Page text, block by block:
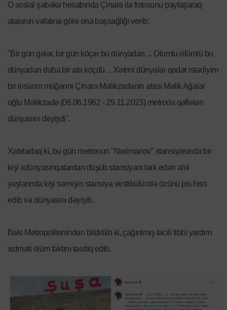
O sosial şəbəkə hesabında Çinarə ilə fotosunu paylaşaraq
atasının vəfatına görə ona başsağlığı verib:
"Bir gün gələr, bir gün köçər bu dünyadan ... Olumlu-ölümlü bu
dünyadan daha bir ata köçdü ... Xətrini dünyalar qədər istədiyim
bir insanın müğənni Çinarə Məlikzadənin atası Məlik Ağalar
oğlu Məlikzadə (06.06.1962 - 29.11.2023) metroda qəflətən
dünyasını dəyişdi".
Xatırladaq ki, bu gün metronun "Nərimanov" stansiyasında bir
kişi xdünyasınqatardan düşüb stansiyanı tərk edən ahıl
yaşlarında kişi sərnişin stansiya vestibülündə özünü pis hiss
edib və dünyasını dəyişib.
Bakı Metropolitenindən bildirilib ki, çağırılmış təcili tibbi yardım
xidməti ölüm faktını təsdiq edib.